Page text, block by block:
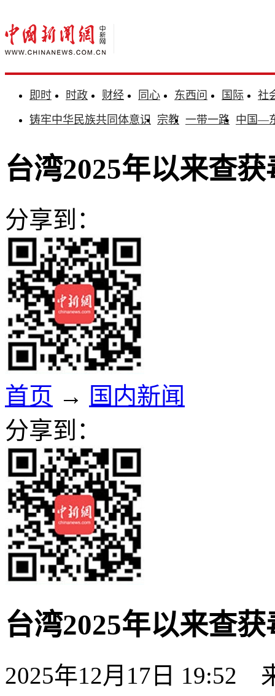
即时 时政 财经 同心 东西问 国际
社
铸牢中华民族共同体意识 宗教 一带一路 中国—
台湾2025年以来查
分享到：
首页 → 国内新闻
分享到：
台湾2025年以来查
2025年12月17日 19:52